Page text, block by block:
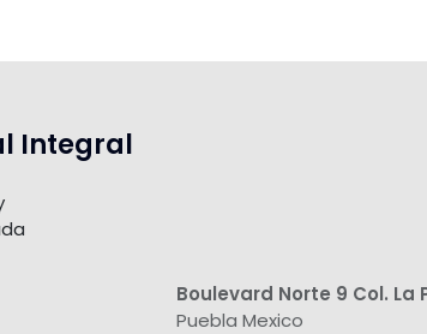
Integral
Boulevard Norte 9 Col. La
Puebla Mexico